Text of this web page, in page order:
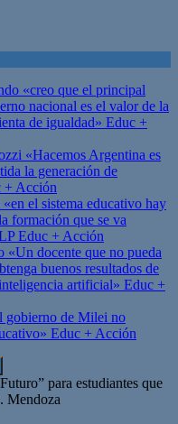
«creo que el principal
nacional es el valor de la
de igualdad» Educ +
«Hacemos Argentina es
la generación de
+ Acción
el sistema educativo hay
formación que se va
Educ + Acción
«Un docente que no pueda
buenos resultados de
artificial» Educ +
gobierno de Milei no
Educ + Acción
para estudiantes que
Mendoza